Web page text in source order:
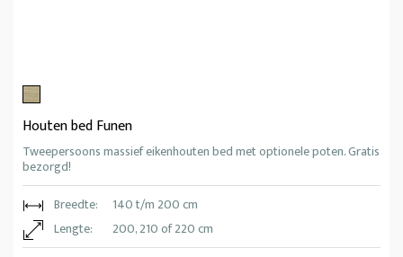
Houten bed Funen
Tweepersoons massief eikenhouten bed met optionele poten. Gratis
bezorgd!
Breedte:
140 t/m 200 cm
Lengte:
200, 210 of 220 cm